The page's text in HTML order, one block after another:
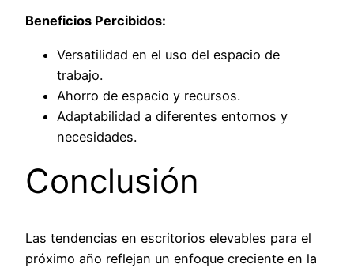
Beneficios Percibidos:
Versatilidad en el uso del espacio de
trabajo.
Ahorro de espacio y recursos.
Adaptabilidad a diferentes entornos y
necesidades.
Conclusión
Las tendencias en escritorios elevables para el
próximo año reflejan un enfoque creciente en la